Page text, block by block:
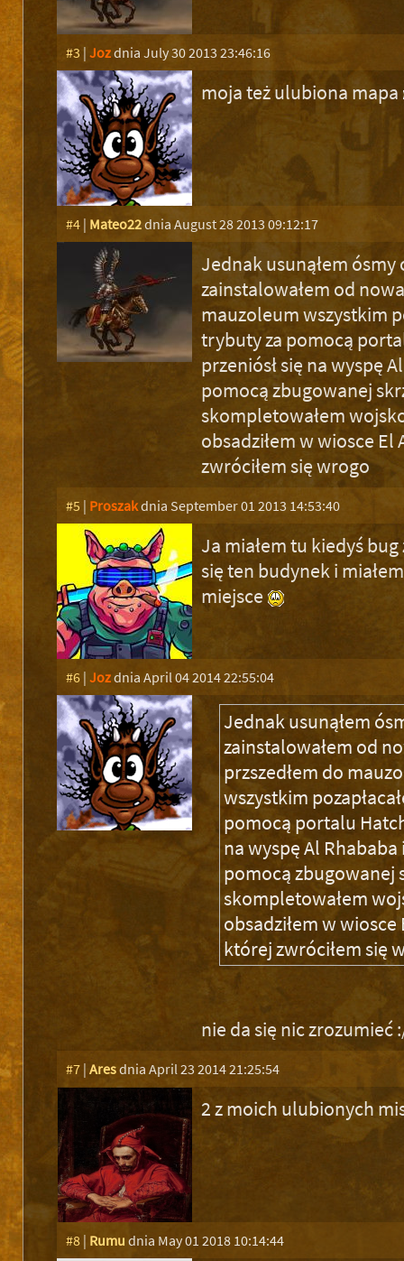
#3 | Jozdnia July 30 2013 23:46:16
moja też ulubiona mapa
#4| Mateo22dnia August 28 2013 09:12:17
Jednak usunąłem ósmy
zainstalowałem od
mauzoleum wszystkim
trybuty za pomocą
przeniósł się na wyspę
pomocą zbugowanej
skompletowałem
obsadziłem w wiosce El
zwróciłem się wrogo
#5 | Proszakdnia September 01 2013 14:53:40
Ja miałem tu kiedyś
się ten budynek i
miejsce
#6| Jozdnia April 04 2014 22:55:04
Jednak usunąłem
zainstalowałem od
przszedłem do
wszystkim
pomocą portalu
na wyspę Al Rhababa
pomocą zbugowanej
skompletowałem
obsadziłem w wiosce
której zwróciłem się
nie da się nic zrozumieć
#7| Aresdnia April 23 2014 21:25:54
2 z moich ulubionych
#8| Rumu dnia May 01 2018 10:14:44